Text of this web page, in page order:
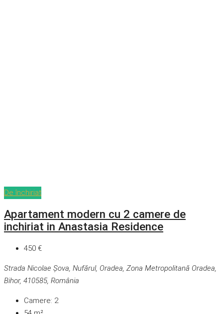
De închiriat
Apartament modern cu 2 camere de
inchiriat in Anastasia Residence
450 €
Strada Nicolae Șova, Nufărul, Oradea, Zona Metropolitană Oradea,
Bihor, 410585, România
Camere: 2